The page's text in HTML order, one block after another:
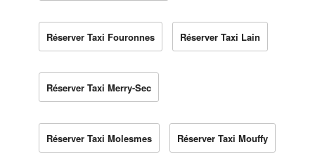
Réserver Taxi Fouronnes Réserver Taxi Lain
Réserver Taxi Merry-Sec
Réserver Taxi Molesmes Réserver Taxi Mouffy